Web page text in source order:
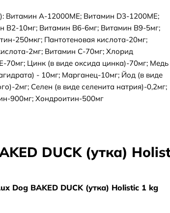
Витамин А-12000МЕ; Витамин D3-1200МЕ;
В2-10мг; Витамин В6-6мг; Витамин В9-5мг;
250мкг; Пантотеновая кислота-20мг;
2мг; Витамин C-70мг; Хлорид
70мг; Цинк (в виде оксида цинка)-70мг; Медь
- 10мг; Марганец-10мг; Йод (в виде
2мг; Селен (в виде селенита натрия)-0,2мг;
900мг; Хондроитин-500мг
DUCK (утка)
Dog BAKED DUCK (утка) Holistic 1 kg